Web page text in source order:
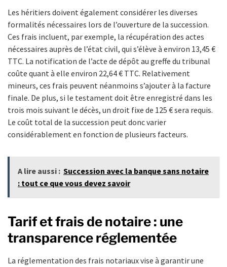
Les héritiers doivent également considérer les diverses
formalités nécessaires lors de l’ouverture de la succession.
Ces frais incluent, par exemple, la récupération des actes
nécessaires auprès de l’état civil, qui s’élève à environ 13,45 €
TTC. La notification de l’acte de dépôt au greffe du tribunal
coûte quant à elle environ 22,64 € TTC. Relativement
mineurs, ces frais peuvent néanmoins s’ajouter à la facture
finale. De plus, si le testament doit être enregistré dans les
trois mois suivant le décès, un droit fixe de 125 € sera requis.
Le coût total de la succession peut donc varier
considérablement en fonction de plusieurs facteurs.
A lire aussi : Succession avec la banque sans notaire
: tout ce que vous devez savoir
Tarif et frais de notaire : une
transparence réglementée
La réglementation des frais notariaux vise à garantir une